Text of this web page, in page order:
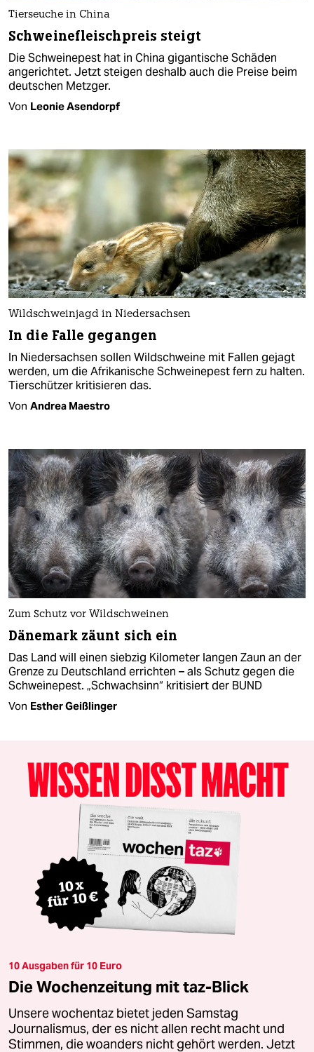
Tierseuche in China
Schweinefleischpreis steigt
Die Schweinepest hat in China gigantische Schäden
angerichtet. Jetzt steigen deshalb auch die Preise beim
deutschen Metzger.
Von Leonie Asendorpf
Wildschweinjagd in Niedersachsen
In die Falle gegangen
In Niedersachsen sollen Wildschweine mit Fallen gejagt
werden, um die Afrikanische Schweinepest fern zu halten.
Tierschützer kritisieren das.
Von Andrea Maestro
Zum Schutz vor Wildschweinen
Dänemark zäunt sich ein
Das Land will einen siebzig Kilometer langen Zaun an der
Grenze zu Deutschland errichten – als Schutz gegen die
Schweinepest. „Schwachsinn“ kritisiert der BUND
Von Esther Geißlinger
10 Ausgaben für 10 Euro
Die Wochenzeitung mit taz-Blick
Unsere wochentaz bietet jeden Samstag
Journalismus, der es nicht allen recht macht und
Stimmen, die woanders nicht gehört werden. Jetzt